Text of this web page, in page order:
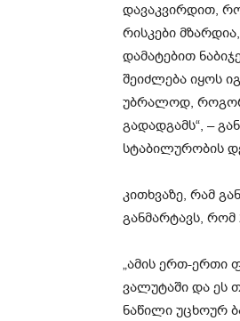
დავაკვირდით,
რისკები
დამატებით
შეიძლება იყოს
უბრალოდ,
გადადგამს“, –
სტაბილურობის
კითხვაზე, რამ
განმარტავს, რომ
„ამის ერთ-ერთი
ვალუტაში და ეს
ნაწილი უცხოურ